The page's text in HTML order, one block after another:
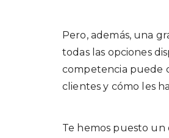
Pero, además, una
todas las opciones
competencia puede
clientes y cómo les
Te hemos puesto un